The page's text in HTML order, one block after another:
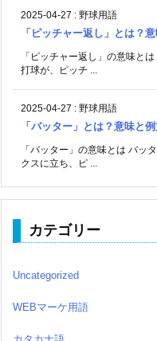
2025-04-27 : 野球用語
「ピッチャー返し」とは？
「ピッチャー返し」の意味と
打球が、ピッチ ...
2025-04-27 : 野球用語
「バッター」とは？意味と
「バッター」の意味とは バッ
クスに立ち、ピ ...
カテゴリー
Uncategorized
WEBマーケ用語